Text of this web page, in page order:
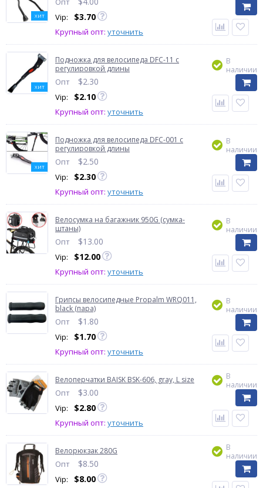
ХИТ Vip: $3.70
Крупный опт: уточнить
ХИТ
Подножка для велосипеда DFC-11 с
регулировкой длины
Опт $2.30
Vip: $2.10
Крупный опт: уточнить
В
наличии
ХИТ
Подножка для велосипеда DFC-001 с
регулировкой длины
Опт $2.50
Vip: $2.30
Крупный опт: уточнить
В
наличии
Велосумка на багажник 950G (сумка-
штаны)
Опт $13.00
Vip: $12.00
Крупный опт: уточнить
В
наличии
Грипсы велосипедные Propalm WRQ011,
black (пара)
Опт $1.80
Vip: $1.70
Крупный опт: уточнить
В
наличии
Велоперчатки BAISK BSK-606, gray, L size
Опт $3.00
Vip: $2.80
Крупный опт: уточнить
В
наличии
Велорюкзак 280G
Опт $8.50
Vip: $8.00
В
наличии